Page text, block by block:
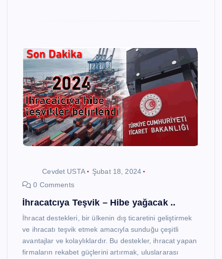
Cevdet USTA
Şubat 18, 2024
0 Comments
İhracatcıya Teşvik – Hibe yağacak ..
İhracat destekleri, bir ülkenin dış ticaretini geliştirmek
ve ihracatı teşvik etmek amacıyla sunduğu çeşitli
avantajlar ve kolaylıklardır. Bu destekler, ihracat yapan
firmaların rekabet güçlerini artırmak, uluslararası